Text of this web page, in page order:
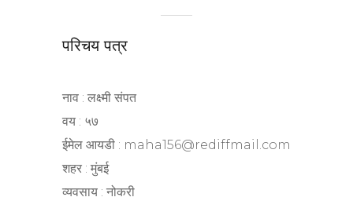
परिचय पत्र
नाव : लक्ष्मी संपत
वय : ५७
ईमेल आयडी : maha156@rediffmail.com
शहर : मुंबई
व्यवसाय : नोकरी